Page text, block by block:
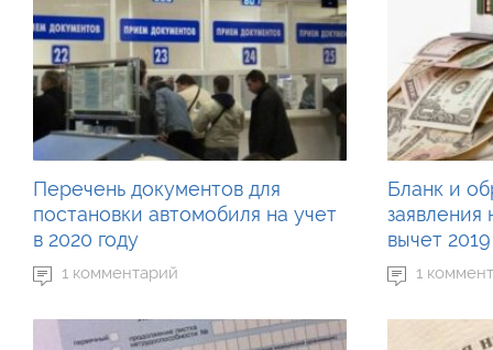
Перечень документов для
постановки автомобиля на учет
в 2020 году
1 комментарий
Бланк и
вычет 2019
1